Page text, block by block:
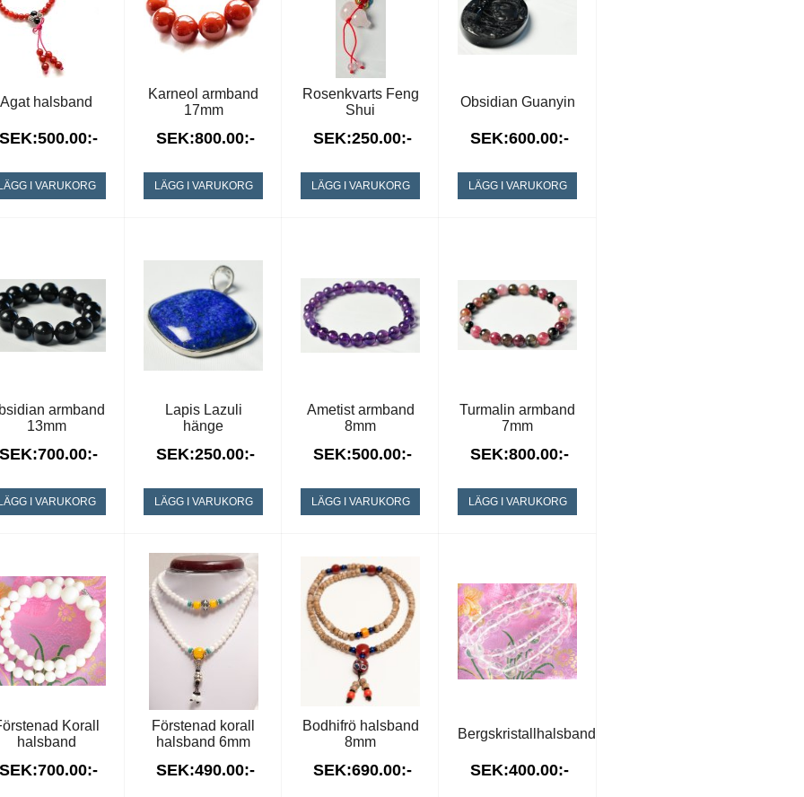
Agat halsband
SEK:500.00:-
I VARUKORG
Karneol armband
17mm
SEK:800.00:-
LÄGG I VARUKORG
Rosenkvarts Feng
Shui
SEK:250.00:-
LÄGG I VARUKORG
Obsidian Guanyin
SEK:600.00:-
LÄGG I VARUKORG
armband
13mm
SEK:700.00:-
I VARUKORG
Lapis Lazuli
hänge
SEK:250.00:-
LÄGG I VARUKORG
Ametist armband
8mm
SEK:500.00:-
LÄGG I VARUKORG
Turmalin armband
7mm
SEK:800.00:-
LÄGG I VARUKORG
Korall
halsband
SEK:700.00:-
Förstenad korall
halsband 6mm
SEK:490.00:-
Bodhifrö halsband
8mm
SEK:690.00:-
Bergskristallhalsband
SEK:400.00:-